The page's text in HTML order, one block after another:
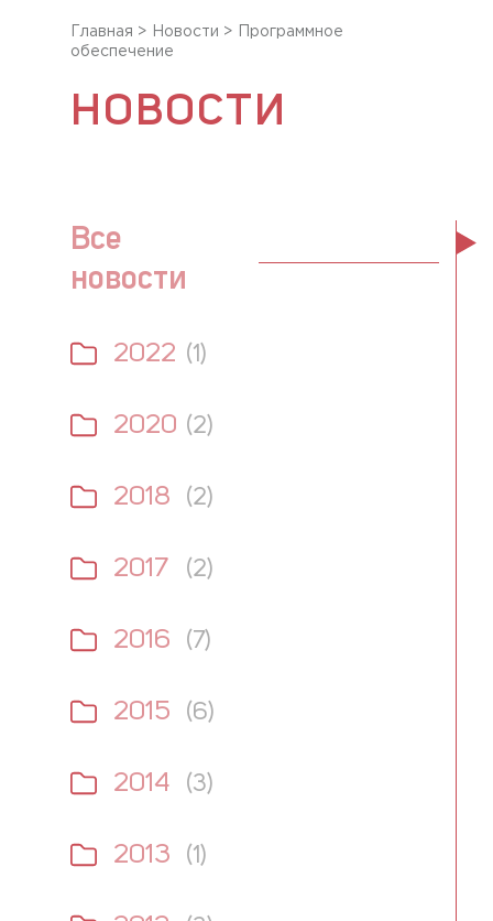
Главная > Новости >
Программное
обеспечение
НОВОСТИ
Все
новости
2022 (1)
2020 (2)
2018 (2)
2017 (2)
2016 (7)
2015 (6)
2014 (3)
2013 (1)